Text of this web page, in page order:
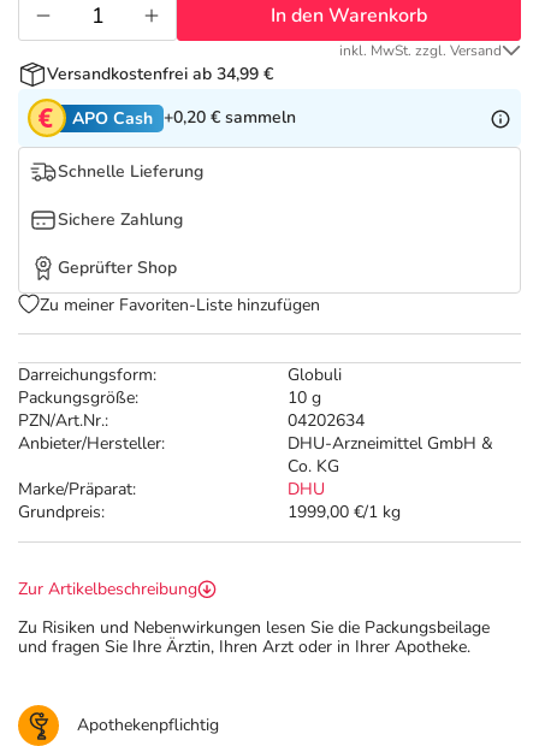
Tierapotheke
Vitamine & Mineralstoffe
Marken
Salus Deals
Darreichungsform:
Globuli
Packungsgröße:
10 g
PZN/Art.Nr.:
04202634
Anbieter/Hersteller:
DHU-Arzneimittel GmbH &
Co. KG
Marke/Präparat:
DHU
Grundpreis:
1999,00 €/1 kg
In den Warenkorb
inkl. MwSt. zzgl. Versand
Versandkostenfrei ab 34,99 €
APO Cash +0,20 € sammeln
Schnelle Lieferung
Sichere Zahlung
Geprüfter Shop
Zu meiner Favoriten-Liste hinzufügen
Zur Artikelbeschreibung
Zu Risiken und Nebenwirkungen lesen Sie die Packungsbeilage
und fragen Sie Ihre Ärztin, Ihren Arzt oder in Ihrer Apotheke.
Apothekenpflichtig